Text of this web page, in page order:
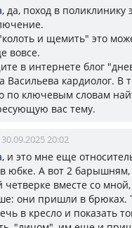
, да, поход в поликлинику
и щемить" это
вовсе.
в интернете блог
Васильева кардиолог. В
по ключевым словам
вас тему.
30.09.2025 20:02
, и это мне еще
юбке. А вот 2
четверке вместе со
они пришли в брюках.
в кресло и показать